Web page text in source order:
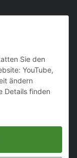
Sie den
YouTube,
ändern
Details finden